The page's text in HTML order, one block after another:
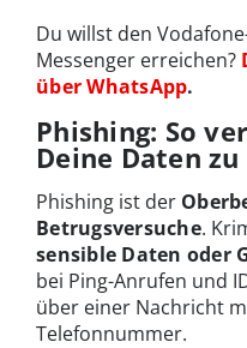
Du willst den
Messenger erreichen?
über WhatsApp.
Phishing: So
Deine Daten
Phishing ist der
Betrugsversuche.
sensible Daten oder
bei Ping-Anrufen und
über einer Nachricht
Telefonnummer.